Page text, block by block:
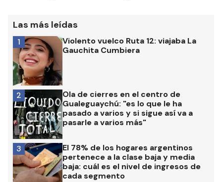
Las más leídas
Violento vuelco Ruta 12: viajaba La
Gauchita Cumbiera
1
Ola de cierres en el centro de
Gualeguaychú: "es lo que le ha
pasado a varios y si sigue así va a
pasarle a varios más"
2
El 78% de los hogares argentinos
pertenece a la clase baja y media
baja: cuál es el nivel de ingresos de
cada segmento
3